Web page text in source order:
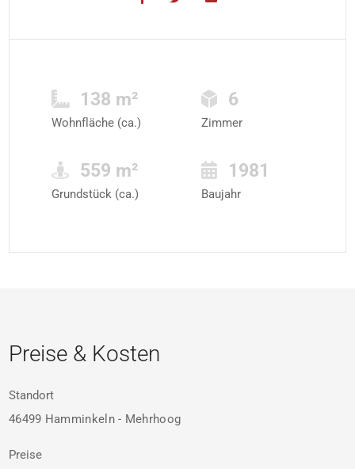
138 m²
Wohnfläche (ca.)
6
Zimmer
559 m²
Grundstück (ca.)
1981
Baujahr
Preise & Kosten
Standort
46499 Hamminkeln - Mehrhoog
Preise